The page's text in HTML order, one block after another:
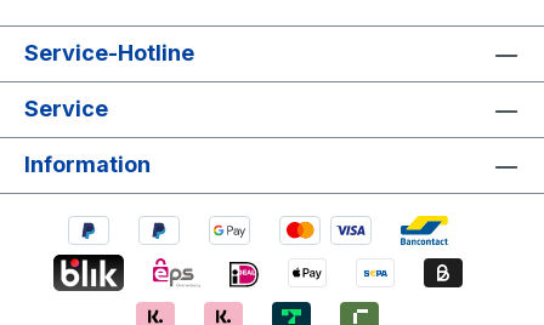
Service-Hotline
Service
Information